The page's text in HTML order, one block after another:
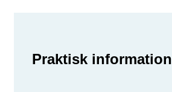
Praktisk information